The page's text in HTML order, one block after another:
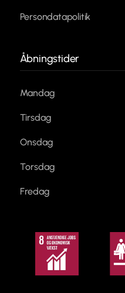
Persondatapolitik
Åbningstider
Mandag
Tirsdag
Onsdag
Torsdag
Fredag